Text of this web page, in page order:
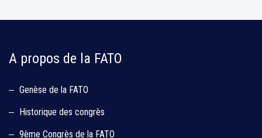
A propos de la FATO
Genèse de la FATO
Historique des congrès
9ème Congrès de la FATO